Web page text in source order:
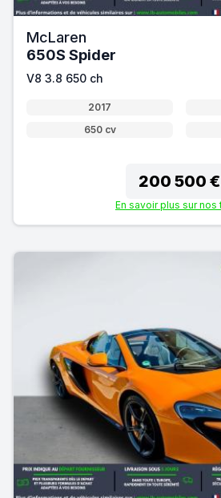
McLaren
650S Spider
V8 3.8 650 ch
2017
650 cv
200 500 €
En savoir plus sur nos